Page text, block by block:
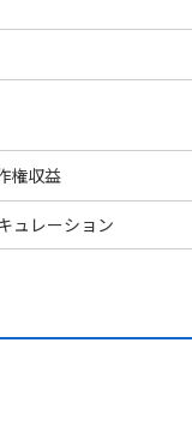
権収益
ュレーション